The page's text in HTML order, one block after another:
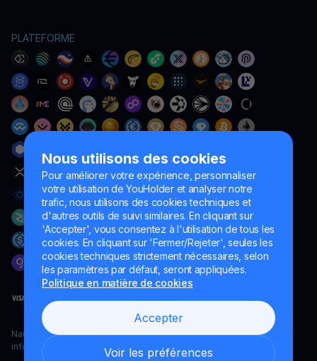
Nous utilisons des cookies
Pour améliorer votre expérience, personnaliser
votre utilisation de YouHolder et analyser notre
trafic, nous utilisons des cookies techniques et
d'autres outils de suivi similaires. En cliquant sur
'Accepter', vous consentez à l'utilisation de tous les
cookies. En cliquant sur 'Fermer/Rejeter', seules les
cookies techniques strictement nécessaires, selon
les paramètres par défaut, seront appliquées.
Politique en matière de cookies
Accepter
Voir les préférences
PLATEFORME
Naumard LTD. – uniquement à des fins de développement
informatique, de recherche et de marketing